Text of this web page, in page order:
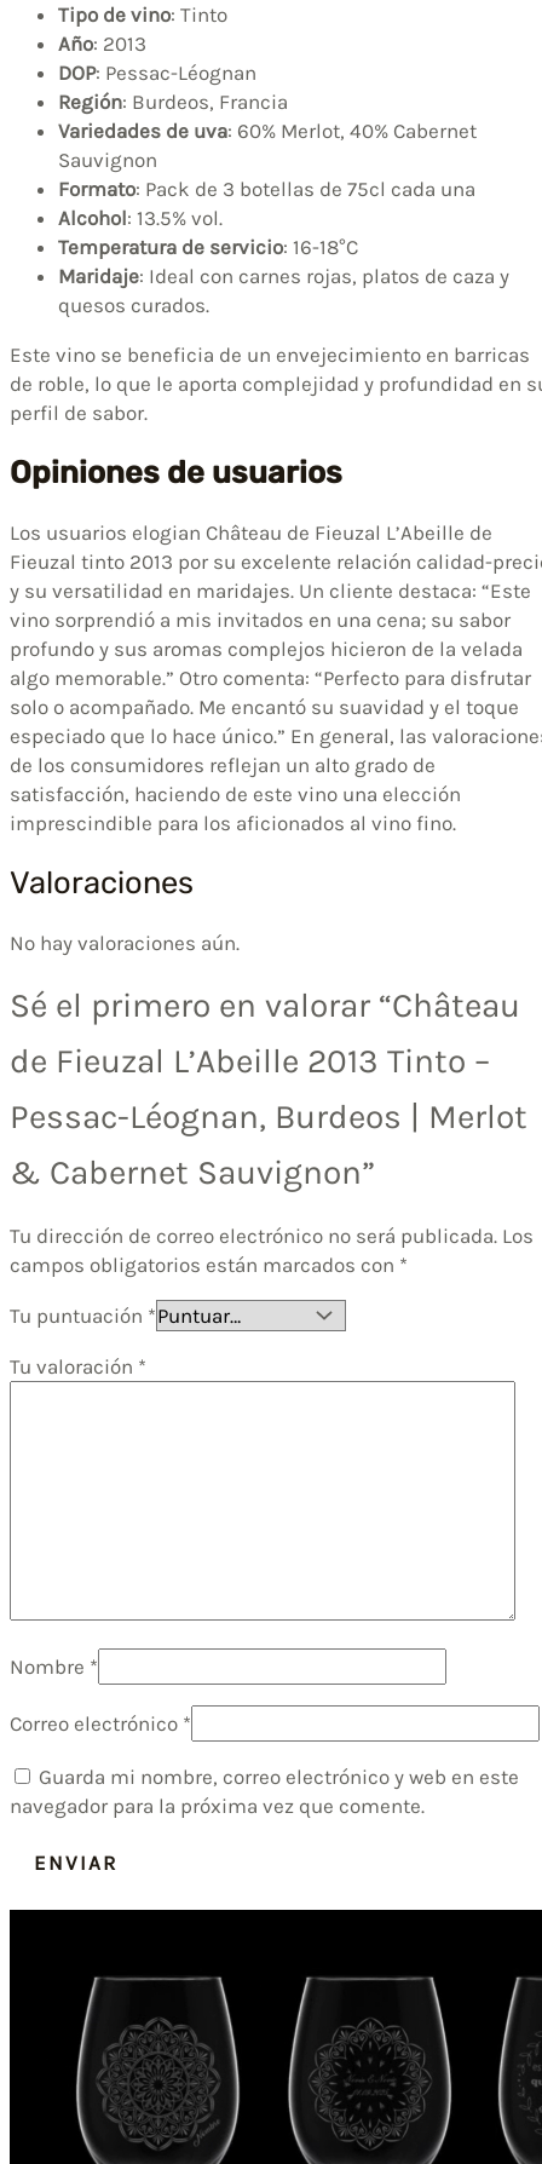
Tipo de vino: Tinto
Año: 2013
DOP: Pessac-Léognan
Región: Burdeos, Francia
Variedades de uva: 60% Merlot, 40% Cabernet
Sauvignon
Formato: Pack de 3 botellas de 75cl cada una
Alcohol: 13.5% vol.
Temperatura de servicio: 16-18°C
Maridaje: Ideal con carnes rojas, platos de caza y
quesos curados.
Este vino se beneficia de un envejecimiento en barricas
de roble, lo que le aporta complejidad y profundidad en
perfil de sabor.
Opiniones de usuarios
Los usuarios elogian Château de Fieuzal L’Abeille de
Fieuzal tinto 2013 por su excelente relación calidad-
y su versatilidad en maridajes. Un cliente destaca: “Este
vino sorprendió a mis invitados en una cena; su sabor
profundo y sus aromas complejos hicieron de la velada
algo memorable.” Otro comenta: “Perfecto para disfrutar
solo o acompañado. Me encantó su suavidad y el toque
especiado que lo hace único.” En general, las
de los consumidores reflejan un alto grado de
satisfacción, haciendo de este vino una elección
imprescindible para los aficionados al vino fino.
Valoraciones
No hay valoraciones aún.
Sé el primero en valorar “Château
de Fieuzal L’Abeille 2013 Tinto –
Pessac-Léognan, Burdeos | Merlot
& Cabernet Sauvignon”
Tu dirección de correo electrónico no será publicada. Los
campos obligatorios están marcados con *
Tu puntuación *
Tu valoración *
Nombre *
Correo electrónico *
Guarda mi nombre, correo electrónico y web en este
navegador para la próxima vez que comente.